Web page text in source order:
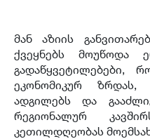
მან აზიის
ქვეყნებს მოუწოდა
გადაწყვეტილებები,
ეკონომიკურ ზრდას,
ადგილებს და
რეგიონალურ
კეთილდღეობას